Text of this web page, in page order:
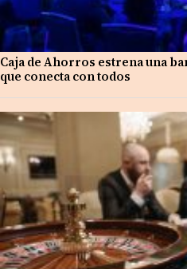
Caja de Ahorros estrena una
que conecta con todos